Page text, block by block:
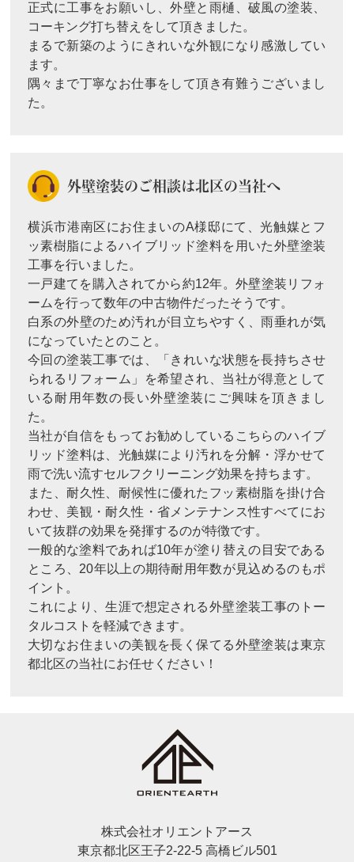
正式に工事をお願いし、外壁と雨樋、破風の塗装、
コーキング打ち替えをして頂きました。
まるで新築のようにきれいな外観になり感激してい
ます。
隅々まで丁寧なお仕事をして頂き有難うございまし
た。
外壁塗装のご相談は北区の当社へ
横浜市港南区にお住まいのA様邸にて、光触媒とフ
ッ素樹脂によるハイブリッド塗料を用いた外壁塗装
工事を行いました。
一戸建てを購入されてから約12年。外壁塗装リフォ
ームを行って数年の中古物件だったそうです。
白系の外壁のため汚れが目立ちやすく、雨垂れが気
になっていたとのこと。
今回の塗装工事では、「きれいな状態を長持ちさせ
られるリフォーム」を希望され、当社が得意として
いる耐用年数の長い外壁塗装にご興味を頂きまし
た。
当社が自信をもってお勧めしているこちらのハイブ
リッド塗料は、光触媒により汚れを分解・浮かせて
雨で洗い流すセルフクリーニング効果を持ちます。
また、耐久性、耐候性に優れたフッ素樹脂を掛け合
わせ、美観・耐久性・省メンテナンス性すべてにお
いて抜群の効果を発揮するのが特徴です。
一般的な塗料であれば10年が塗り替えの目安である
ところ、20年以上の期待耐用年数が見込めるのもポ
イント。
これにより、生涯で想定される外壁塗装工事のトー
タルコストを軽減できます。
大切なお住まいの美観を長く保てる外壁塗装は東京
都北区の当社にお任せください！
株式会社オリエントアース
東京都北区王子2-22-5 高橋ビル501